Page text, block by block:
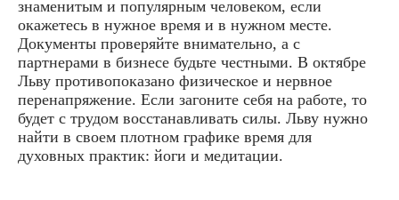
знаменитым и популярным человеком, если
окажетесь в нужное время и в нужном месте.
Документы проверяйте внимательно, а с
партнерами в бизнесе будьте честными. В октябре
Льву противопоказано физическое и нервное
перенапряжение. Если загоните себя на работе, то
будет с трудом восстанавливать силы. Льву нужно
найти в своем плотном графике время для
духовных практик: йоги и медитации.